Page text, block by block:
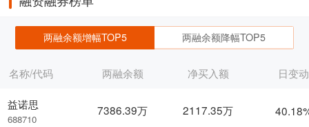
两融余额增幅TOP5 两融余额降幅TOP5
名称/代码
益诺思
688710
两融余额 净买入额 日变动
7386.39万 2117.35万